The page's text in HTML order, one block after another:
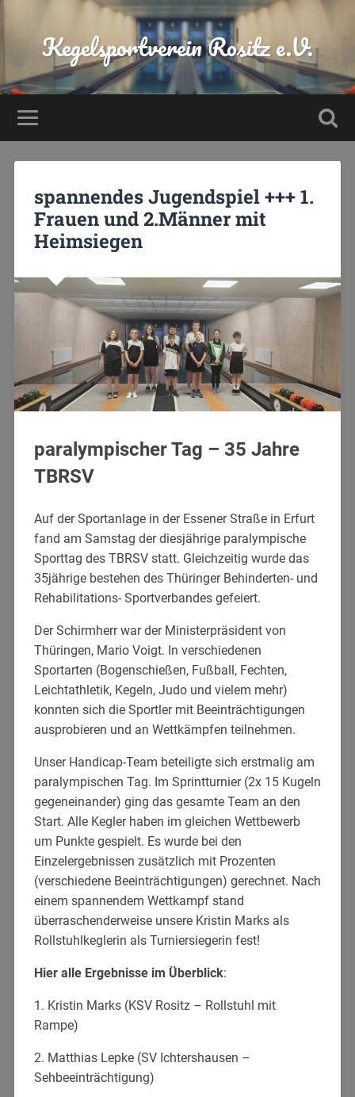
Kegelsportverein Rositz e.V.
spannendes Jugendspiel +++ 1.
Frauen und 2.Männer mit
Heimsiegen
paralympischer Tag – 35 Jahre
TBRSV
Auf der Sportanlage in der Essener Straße in Erfurt
fand am Samstag der diesjährige paralympische
Sporttag des TBRSV statt. Gleichzeitig wurde das
35jährige bestehen des Thüringer Behinderten- und
Rehabilitations- Sportverbandes gefeiert.
Der Schirmherr war der Ministerpräsident von
Thüringen, Mario Voigt. In verschiedenen
Sportarten (Bogenschießen, Fußball, Fechten,
Leichtathletik, Kegeln, Judo und vielem mehr)
konnten sich die Sportler mit Beeinträchtigungen
ausprobieren und an Wettkämpfen teilnehmen.
Unser Handicap-Team beteiligte sich erstmalig am
paralympischen Tag. Im Sprintturnier (2x 15 Kugeln
gegeneinander) ging das gesamte Team an den
Start. Alle Kegler haben im gleichen Wettbewerb
um Punkte gespielt. Es wurde bei den
Einzelergebnissen zusätzlich mit Prozenten
(verschiedene Beeinträchtigungen) gerechnet. Nach
einem spannendem Wettkampf stand
überraschenderweise unsere Kristin Marks als
Rollstuhlkeglerin als Turniersiegerin fest!
Hier alle Ergebnisse im Überblick:
1. Kristin Marks (KSV Rositz – Rollstuhl mit
Rampe)
2. Matthias Lepke (SV Ichtershausen –
Sehbeeinträchtigung)